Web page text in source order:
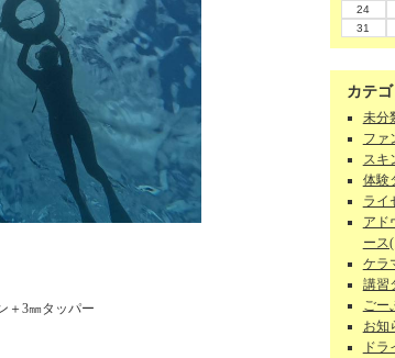
3㎜タッパー
24
31
カテゴ
未分
ファ
スキ
体験
ライ
アド
ース
ケラ
講習
ごー
お知
ド